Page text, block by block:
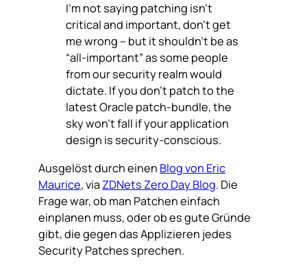
I’m not saying patching isn’t
critical and important, don’t get
me wrong – but it shouldn’t be as
“all-important” as some people
from our security realm would
dictate. If you don’t patch to the
latest Oracle patch-bundle, the
sky won’t fall if your application
design is security-conscious.
Ausgelöst durch einen Blog von Eric
Maurice, via ZDNets Zero Day Blog. Die
Frage war, ob man Patchen einfach
einplanen muss, oder ob es gute Gründe
gibt, die gegen das Applizieren jedes
Security Patches sprechen.